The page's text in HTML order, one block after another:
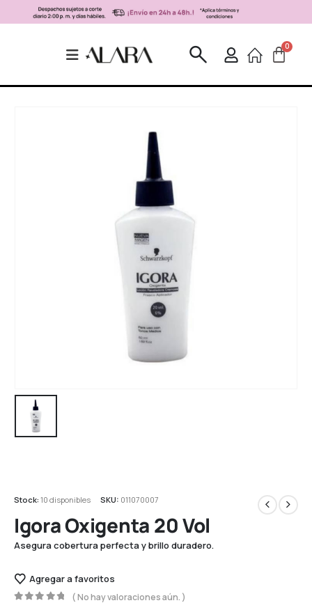
Stock: 10 disponibles SKU: 011070007
Igora Oxigenta 20 Vol
Asegura cobertura perfecta y brillo duradero.
Agregar a favoritos
( No hay valoraciones aún. )